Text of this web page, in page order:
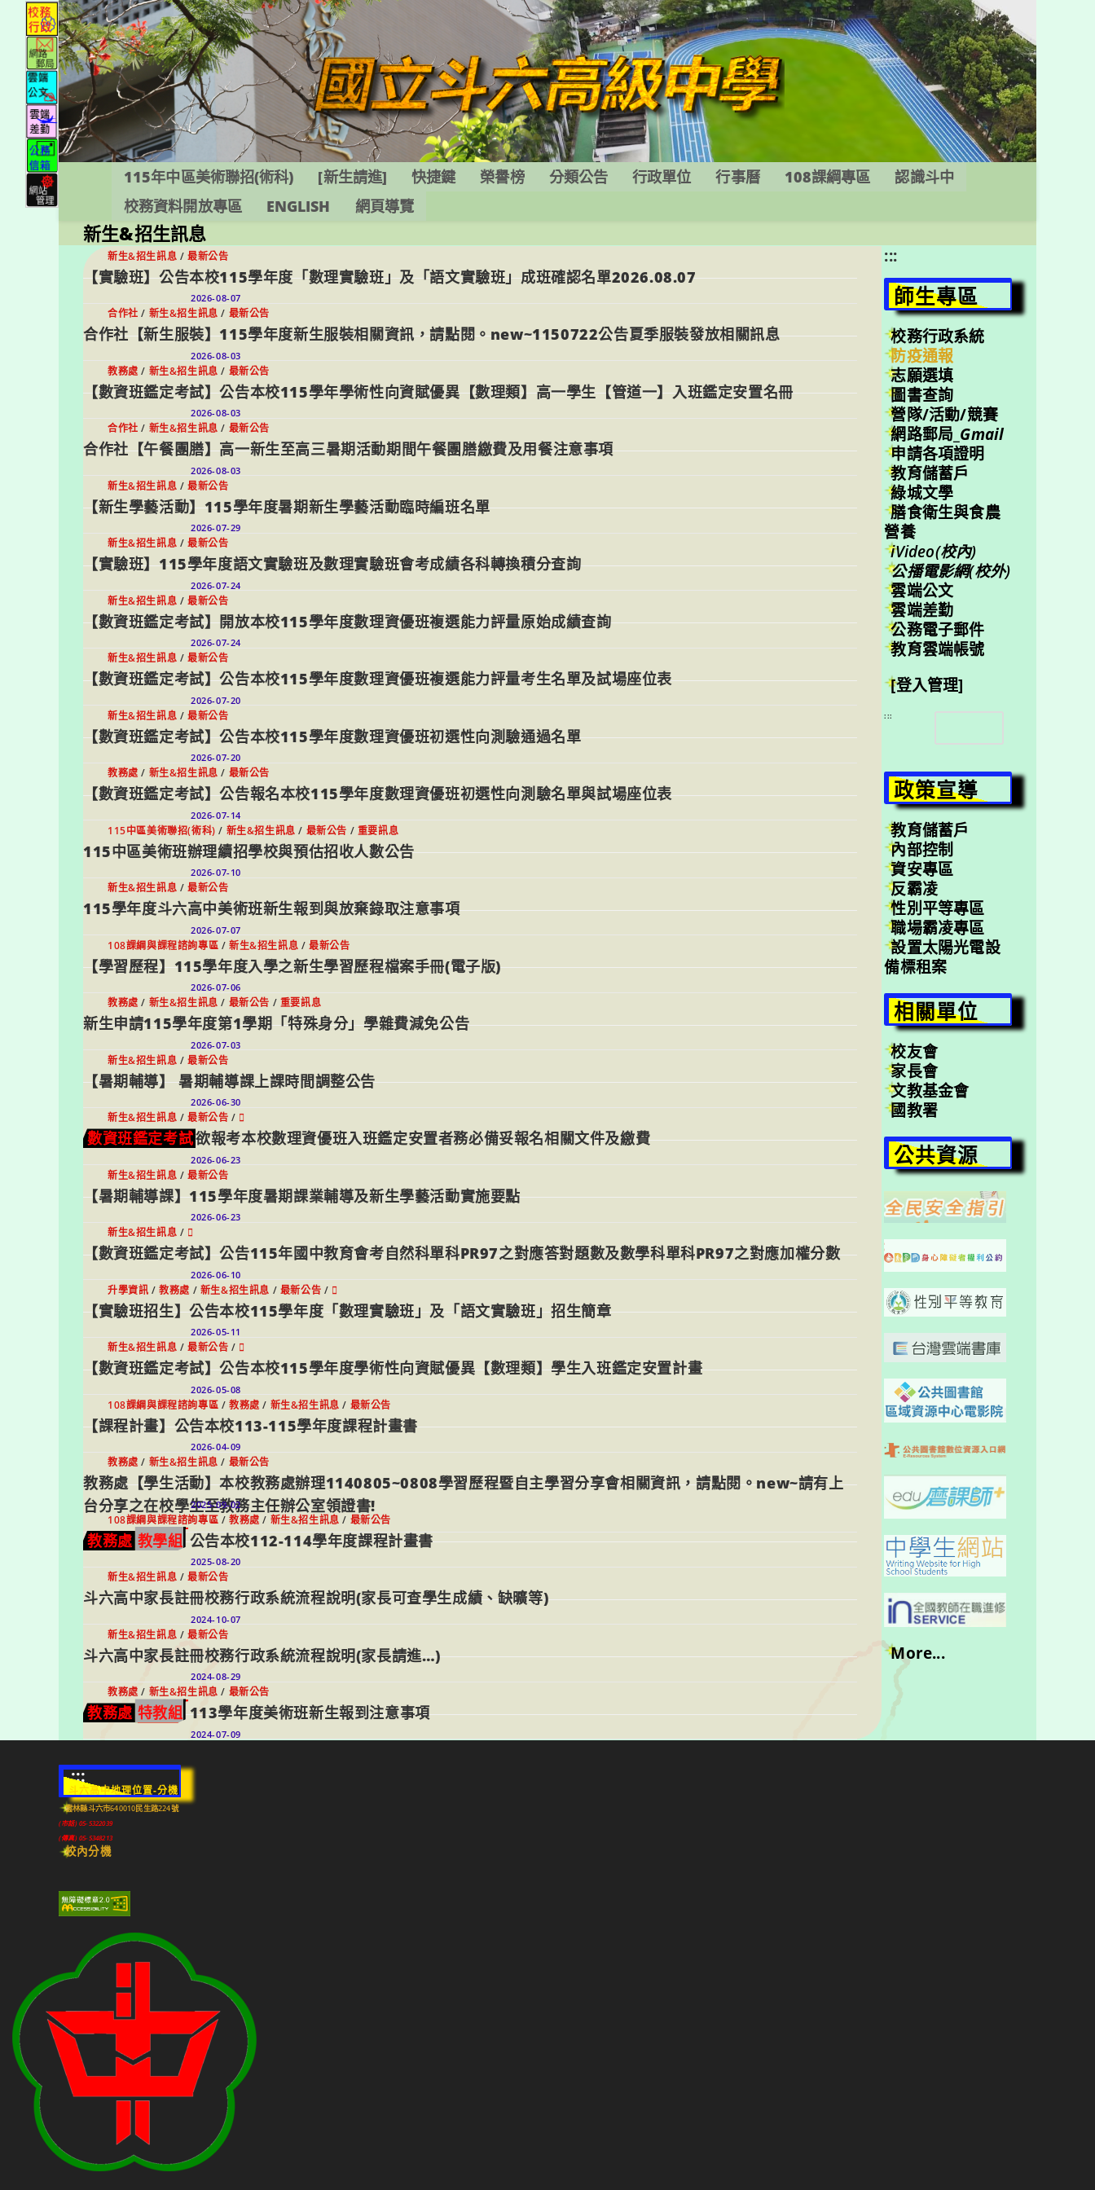
115年中區美術聯招(術科) [新生請進] 快捷鍵 榮譽榜 分類公告 行政單位 行事曆 108課綱專區
認識斗中
校務資料開放專區
ENGLISH 網頁導覽
新生&招生訊息
新生&招生訊息 /最新公告
【實驗班】公告本校115學年度「數理實驗班」及「語文實驗班」成班確認名單2026.08.07
2026-08-07
合作社 / 新生&招生訊息 / 最新公告
合作社【新生服裝】115學年度新生服裝相關資訊，請點閱。new~1150722公告夏季服裝發放相關訊息
2026-08-03
教務處 / 新生&招生訊息 / 最新公告
【數資班鑑定考試】公告本校115學年學術性向資賦優異【數理類】高一學生【管道一】入班鑑定安置名冊
2026-08-03
合作社 / 新生&招生訊息 / 最新公告
合作社【午餐團膳】高一新生至高三暑期活動期間午餐團膳繳費及用餐注意事項
2026-08-03
新生&招生訊息 /最新公告
【新生學藝活動】115學年度暑期新生學藝活動臨時編班名單
2026-07-29
新生&招生訊息 /最新公告
【實驗班】115學年度語文實驗班及數理實驗班會考成績各科轉換積分查詢
2026-07-24
新生&招生訊息 /最新公告
【數資班鑑定考試】開放本校115學年度數理資優班複選能力評量原始成績查詢
2026-07-24
新生&招生訊息 /最新公告
【數資班鑑定考試】公告本校115學年度數理資優班複選能力評量考生名單及試場座位表
2026-07-20
新生&招生訊息 /最新公告
【數資班鑑定考試】公告本校115學年度數理資優班初選性向測驗通過名單
2026-07-20
教務處 / 新生&招生訊息 / 最新公告
【數資班鑑定考試】公告報名本校115學年度數理資優班初選性向測驗名單與試場座位表
2026-07-14
115中區美術聯招(術科) / 新生&招生訊息 / 最新公告 / 重要訊息
115中區美術班辦理續招學校與預估招收人數公告
2026-07-10
新生&招生訊息 /最新公告
115學年度斗六高中美術班新生報到與放棄錄取注意事項
2026-07-07
108課綱與課程諮詢專區 /新生&招生訊息 /最新公告
【學習歷程】115學年度入學之新生學習歷程檔案手冊(電子版)
2026-07-06
教務處 / 新生&招生訊息 / 最新公告 / 重要訊息
新生申請115學年度第1學期「特殊身分」學雜費減免公告
2026-07-03
新生&招生訊息 /最新公告
【暑期輔導】 暑期輔導課上課時間調整公告
2026-06-30
新生&招生訊息 /最新公告 / 𞮿
數資班鑑定考試欲報考本校數理資優班入班鑑定安置者務必備妥報名相關文件及繳費
2026-06-23
新生&招生訊息 /最新公告
【暑期輔導課】115學年度暑期課業輔導及新生學藝活動實施要點
2026-06-23
新生&招生訊息 / 𞮿
【數資班鑑定考試】公告115年國中教育會考自然科單科PR97之對應答對題數及數學科單科PR97之對應加權分數
2026-06-10
升學資訊 /教務處 / 新生&招生訊息 / 最新公告 / 𞮿
【實驗班招生】公告本校115學年度「數理實驗班」及「語文實驗班」招生簡章
2026-05-11
新生&招生訊息 /最新公告 / 𞮿
【數資班鑑定考試】公告本校115學年度學術性向資賦優異【數理類】學生入班鑑定安置計畫
2026-05-08
108課綱與課程諮詢專區 /教務處 / 新生&招生訊息 / 最新公告
【課程計畫】公告本校113-115學年度課程計畫書
2026-04-09
教務處 / 新生&招生訊息 / 最新公告
教務處【學生活動】本校教務處辦理1140805~0808學習歷程暨自主學習分享會相關資訊，請點閱。new~請有上
台分享之在校學生至教務主任辦公室領證書!
2025-09-02
108課綱與課程諮詢專區 /教務處 / 新生&招生訊息 / 最新公告
教務處 教學組 公告本校112-114學年度課程計畫書
2025-08-20
新生&招生訊息 /最新公告
斗六高中家長註冊校務行政系統流程說明(家長可查學生成績、缺曠等)
2024-10-07
新生&招生訊息 /最新公告
斗六高中家長註冊校務行政系統流程說明(家長請進…)
2024-08-29
教務處 / 新生&招生訊息 / 最新公告
教務處 特教組 113學年度美術班新生報到注意事項
2024-07-09
:::
師生專區
校務行政系統
防疫通報
志願選填
圖書查詢
營隊/活動/競賽
網路郵局_ Gmail
申請各項證明
教育儲蓄戶
綠城文學
膳食衛生與食農
營養
iVideo(校內)
公播電影網(校外)
雲端公文
雲端差勤
公務電子郵件
教育雲端帳號
[登入管理]
:::
搜
尋
政策宣導
教育儲蓄戶
內部控制
資安專區
反霸凌
性別平等專區
職場霸凌專區
設置太陽光電設
備標租案
相關單位
校友會
家長會
文教基金會
國教署
公共資源
More...
:::
斗六高中地理位置-分機
雲林縣斗六市640010民生路224號
(市話) 05-5322039
(傳真) 05-5348213
校內分機